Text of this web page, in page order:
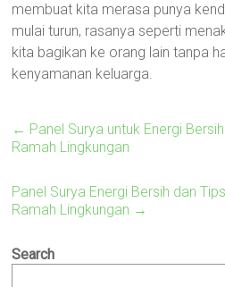
membuat kita merasa punya
mulai turun, rasanya seperti
kita bagikan ke orang lain tanpa
kenyamanan keluarga.
← Panel Surya untuk Energi
Ramah Lingkungan
Panel Surya Energi Bersih dan
Ramah Lingkungan →
Search